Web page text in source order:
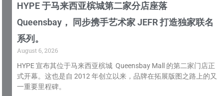
HYPE 于马来西亚槟城第二家分店座落
Queensbay， 同步携手艺术家 JEFR 打造独家联名
系列。
August 6, 2026
HYPE 宣布其位于马来西亚槟城 Queensbay Mall 的第二家门店正
式开幕。这也是自 2012 年创立以来，品牌在拓展版图之路上的又
一重要里程碑。